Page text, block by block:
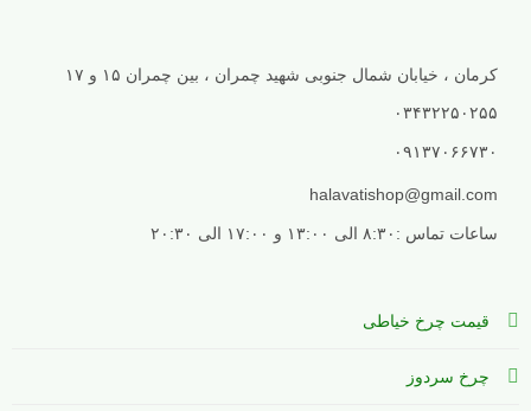
کرمان ، خیابان شمال جنوبی شهید چمران ، بین چمران ۱۵ و ۱۷
۰۳۴۳۲۲۵۰۲۵۵
۰۹۱۳۷۰۶۶۷۳۰
halavatishop@gmail.com
ساعات تماس :۸:۳۰ الی ۱۳:۰۰ و ۱۷:۰۰ الی ۲۰:۳۰
قیمت چرخ خیاطی
چرخ سردوز